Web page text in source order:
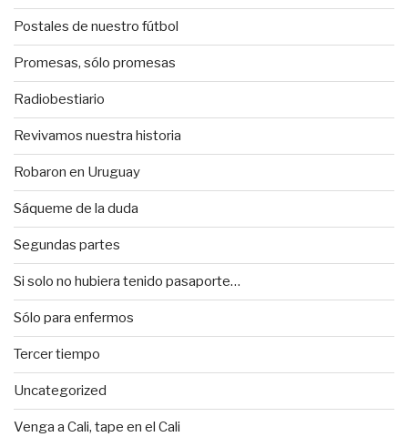
Postales de nuestro fútbol
Promesas, sólo promesas
Radiobestiario
Revivamos nuestra historia
Robaron en Uruguay
Sáqueme de la duda
Segundas partes
Si solo no hubiera tenido pasaporte…
Sólo para enfermos
Tercer tiempo
Uncategorized
Venga a Cali, tape en el Cali